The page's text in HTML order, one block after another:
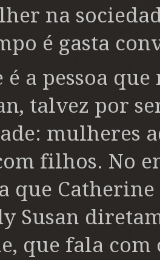
na
é gasta
é a pessoa
talvez por
mulheres
filhos. No
que
Susan
que fala